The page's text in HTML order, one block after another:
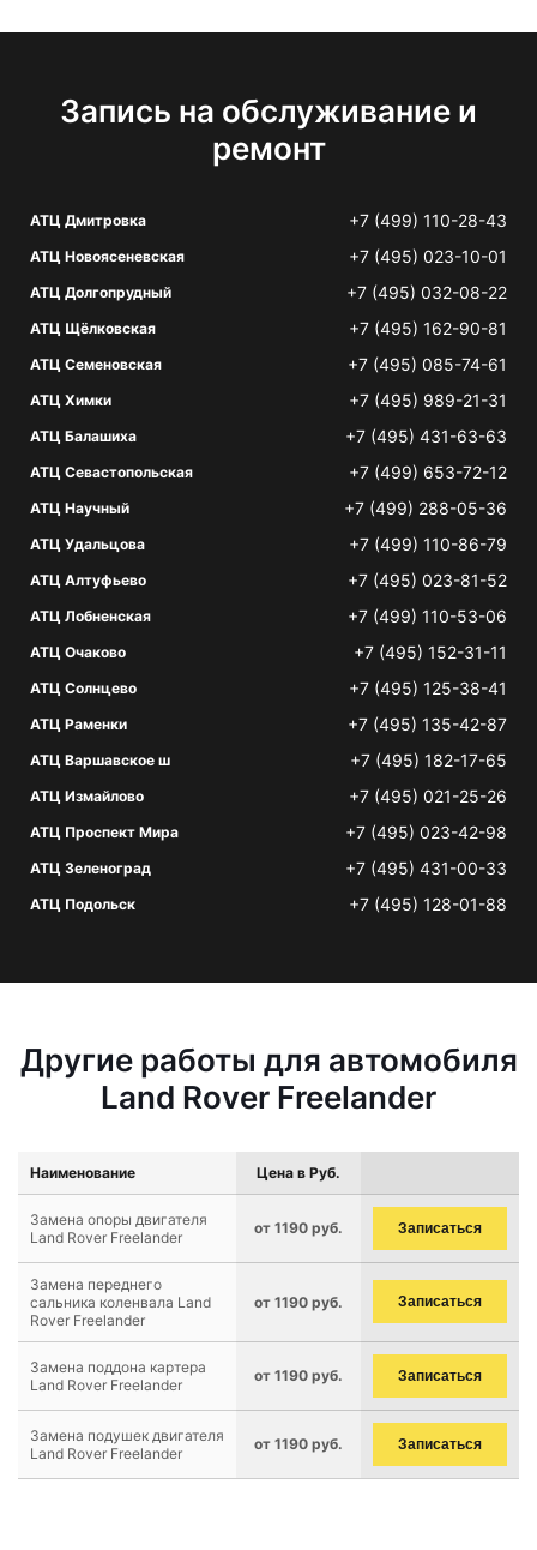
Запись на обслуживание и
ремонт
АТЦ Дмитровка +7 (499) 110-28-43
АТЦ Новоясеневская +7 (495) 023-10-01
АТЦ Долгопрудный +7 (495) 032-08-22
АТЦ Щёлковская +7 (495) 162-90-81
АТЦ Семеновская +7 (495) 085-74-61
АТЦ Химки +7 (495) 989-21-31
АТЦ Балашиха +7 (495) 431-63-63
АТЦ Севастопольская +7 (499) 653-72-12
АТЦ Научный +7 (499) 288-05-36
АТЦ Удальцова +7 (499) 110-86-79
АТЦ Алтуфьево +7 (495) 023-81-52
АТЦ Лобненская +7 (499) 110-53-06
АТЦ Очаково +7 (495) 152-31-11
АТЦ Солнцево +7 (495) 125-38-41
АТЦ Раменки +7 (495) 135-42-87
АТЦ Варшавское ш +7 (495) 182-17-65
АТЦ Измайлово +7 (495) 021-25-26
АТЦ Проспект Мира +7 (495) 023-42-98
АТЦ Зеленоград +7 (495) 431-00-33
АТЦ Подольск +7 (495) 128-01-88
Другие работы для автомобиля
Land Rover Freelander
Наименование Цена в Руб.
Замена опоры двигателя
Land Rover Freelander
от 1190 руб. Записаться
Замена переднего
сальника коленвала Land
Rover Freelander
от 1190 руб. Записаться
Замена поддона картера
Land Rover Freelander
от 1190 руб. Записаться
Замена подушек двигателя
Land Rover Freelander
от 1190 руб. Записаться